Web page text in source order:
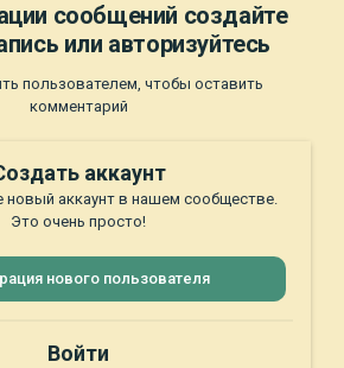
сообщений создайте
или авторизуйтесь
пользователем, чтобы оставить
комментарий
аккаунт
новый аккаунт в нашем сообществе.
Это очень просто!
нового пользователя
Войти